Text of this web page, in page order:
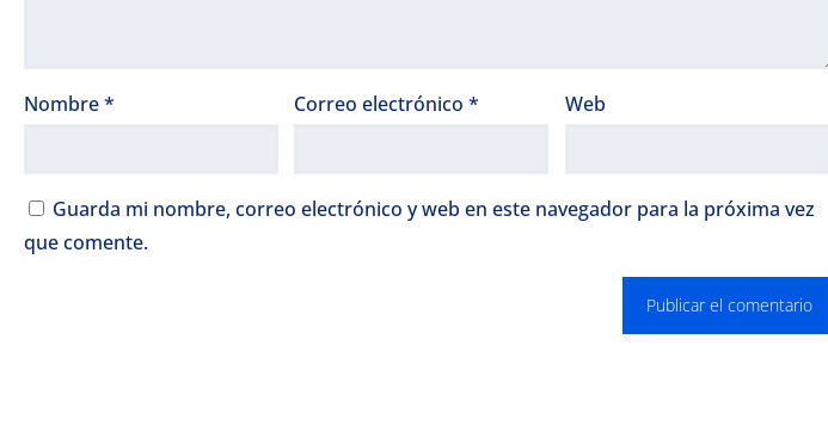
Nombre* Correo electrónico* Web
Guarda mi nombre, correo electrónico y web en este navegador para la próxima vez
que comente.